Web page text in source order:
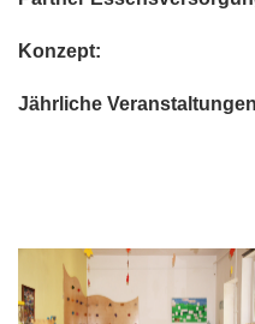
Konzept:
Jährliche